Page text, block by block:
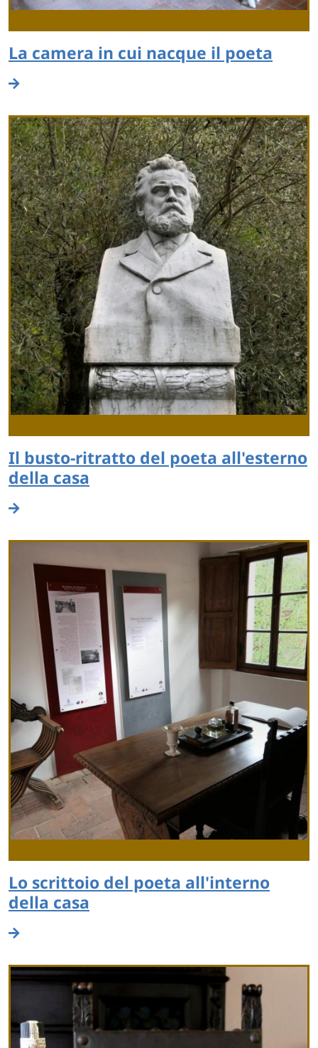
La camera in cui nacque il poeta
Il busto-ritratto del poeta all'esterno
della casa
Lo scrittoio del poeta all'interno
della casa